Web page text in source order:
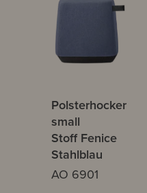
Polsterhocker
small
Stoff Fenice
Stahlblau
AO 6901